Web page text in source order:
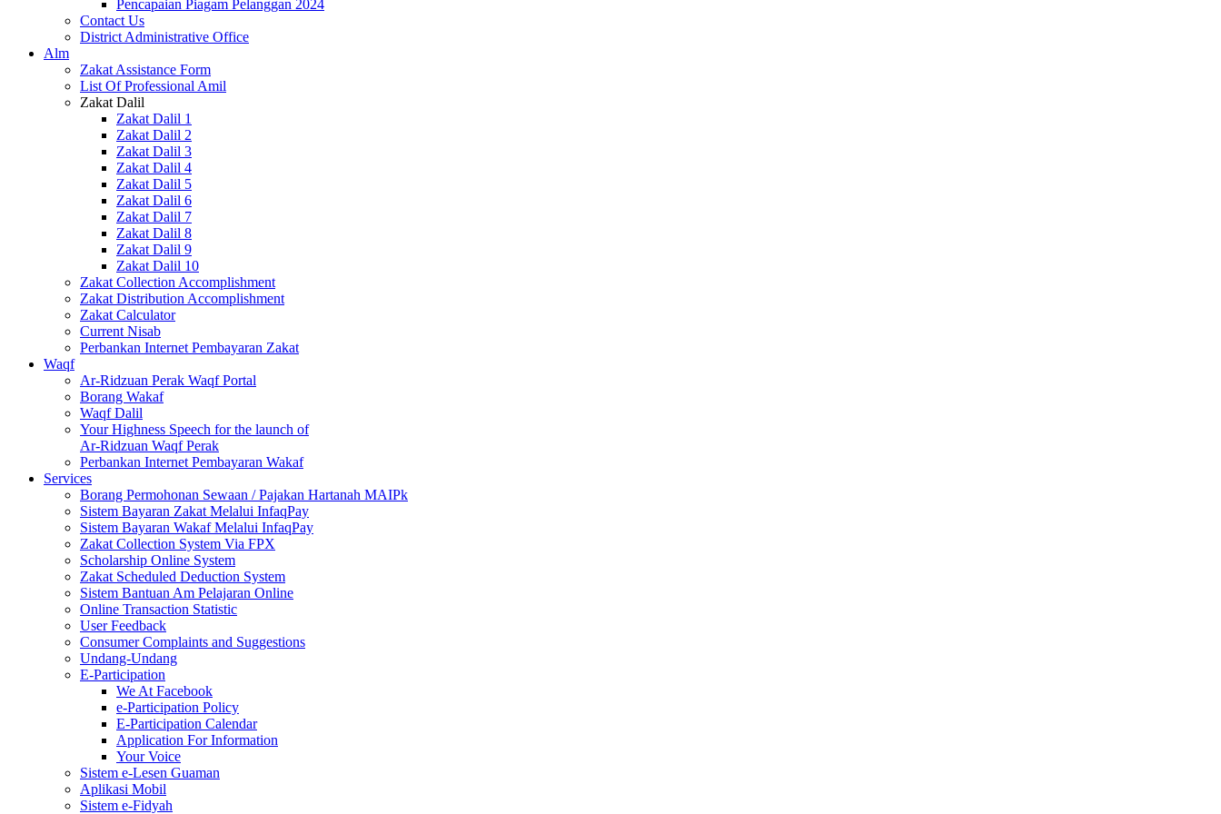
Pencapaian Piagam Pelanggan 2024
Contact Us
District Administrative Office
Alm
Zakat Assistance Form
List Of Professional Amil
Zakat Dalil
Zakat Dalil 1
Zakat Dalil 2
Zakat Dalil 3
Zakat Dalil 4
Zakat Dalil 5
Zakat Dalil 6
Zakat Dalil 7
Zakat Dalil 8
Zakat Dalil 9
Zakat Dalil 10
Zakat Collection Accomplishment
Zakat Distribution Accomplishment
Zakat Calculator
Current Nisab
Perbankan Internet Pembayaran Zakat
Waqf
Ar-Ridzuan Perak Waqf Portal
Borang Wakaf
Waqf Dalil
Your Highness Speech for the launch of
Ar-Ridzuan Waqf Perak
Perbankan Internet Pembayaran Wakaf
Services
Borang Permohonan Sewaan / Pajakan Hartanah MAIPk
Sistem Bayaran Zakat Melalui InfaqPay
Sistem Bayaran Wakaf Melalui InfaqPay
Zakat Collection System Via FPX
Scholarship Online System
Zakat Scheduled Deduction System
Sistem Bantuan Am Pelajaran Online
Online Transaction Statistic
User Feedback
Consumer Complaints and Suggestions
Undang-Undang
E-Participation
We At Facebook
e-Participation Policy
E-Participation Calendar
Application For Information
Your Voice
Sistem e-Lesen Guaman
Aplikasi Mobil
Sistem e-Fidyah